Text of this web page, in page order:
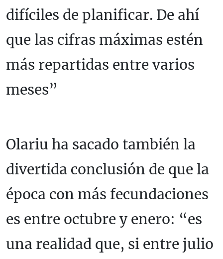
difíciles de planificar. De ahí
que las cifras máximas estén
más repartidas entre varios
meses”
Olariu ha sacado también la
divertida conclusión de que la
época con más fecundaciones
es entre octubre y enero: “es
una realidad que, si entre julio